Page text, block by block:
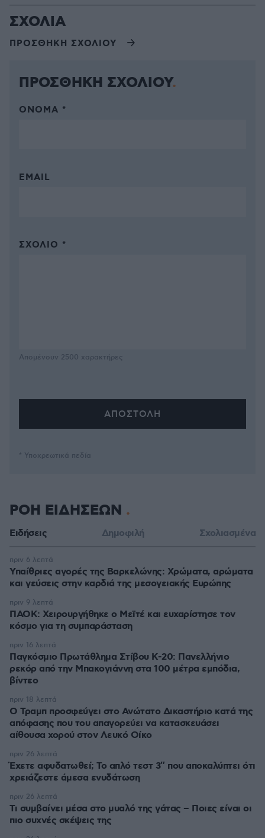
ΣΧΟΛΙΑ
ΠΡΟΣΘΗΚΗ ΣΧΟΛΙΟΥ
ΠΡΟΣΘΗΚΗ ΣΧΟΛΙΟΥ
ΌΝΟΜΑ *
EMAIL
ΣΧΌΛΙΟ *
Απομένουν 2500 χαρακτήρες
* Υποχρεωτικά πεδία
ΡΟΗ ΕΙΔΗΣΕΩΝ
Ειδήσεις Δημοφιλή Σχολιασμένα
Υπαίθριες αγορές της Βαρκελώνης: Xρώματα, αρώματα
και γεύσεις στην καρδιά της μεσογειακής Ευρώπης
πριν 6 λεπτά
ΠΑΟΚ: Χειρουργήθηκε ο Μεϊτέ και ευχαρίστησε τον
κόσμο για τη συμπαράσταση
πριν 9 λεπτά
Παγκόσμιο Πρωτάθλημα Στίβου Κ-20: Πανελλήνιο
ρεκόρ από την Μπακογιάννη στα 100 μέτρα εμπόδια,
βίντεο
πριν 16 λεπτά
Ο Τραμπ προσφεύγει στο Ανώτατο Δικαστήριο κατά της
απόφασης που του απαγορεύει να κατασκευάσει
αίθουσα χορού στον Λευκό Οίκο
πριν 18 λεπτά
Έχετε αφυδατωθεί; Το απλό τεστ 3″ που αποκαλύπτει ότι
χρειάζεστε άμεσα ενυδάτωση
πριν 26 λεπτά
Τι συμβαίνει μέσα στο μυαλό της γάτας – Ποιες είναι οι
πιο συχνές σκέψεις της
πριν 26 λεπτά